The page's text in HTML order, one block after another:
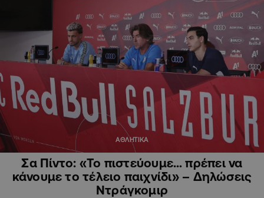
ΑΘΛΗΤΙΚΑ
Σα Πίντο: «Το πιστεύουμε… πρέπει να
κάνουμε το τέλειο παιχνίδι» – Δηλώσεις
Ντράγκομιρ